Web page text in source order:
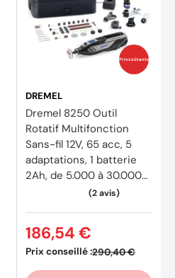
Prix coûtants
DREMEL
Dremel 8250 Outil
Rotatif Multifonction
Sans-fil 12V, 65 acc, 5
adaptations, 1 batterie
2Ah, de 5.000 à 30.000
Prix conseillé :290,40 €
186,54 €